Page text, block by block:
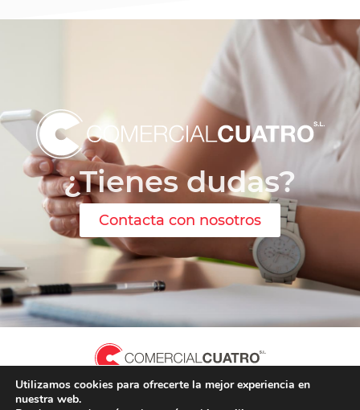
¿Tienes dudas?
Contacta con nosotros
Calle Zanfona 2, Nave 2.6. 47012 Valladolid
Utilizamos cookies para ofrecerte la mejor experiencia en
nuestra web.